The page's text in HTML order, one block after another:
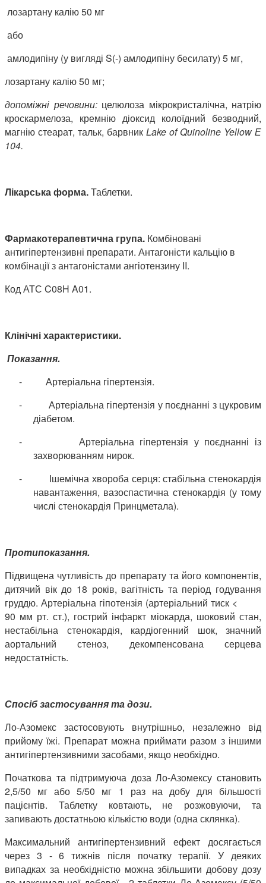
лозартану калію 50 мг
або
амлодипіну (у вигляді S(-) амлодипіну бесилату) 5 мг,
лозартану калію 50 мг;
допоміжні речовини:целюлоза мікрокристалічна, натрію
кроскармелоза, кремнію діоксид колоїдний безводний,
магнію стеарат, тальк, барвник Lake of Quinoline Yellow Е
104.
Лікарська форма.Таблетки.
Фармакотерапевтична група. Комбіновані
антигіпертензивні препарати. Антагоністи кальцію в
комбінації з антагоністами ангіотензину II.
Код АТС C08H A01.
Клінічні характеристики.
Показання.
- Артеріальна гіпертензія.
- Артеріальна гіпертензія у поєднанні з цукровим
діабетом.
- Артеріальна гіпертензія у поєднанні із
захворюванням нирок.
- Ішемічна хвороба серця: стабільна стенокардія
навантаження, вазоспастична стенокардія (у тому
числі стенокардія Принцметала).
Протипоказання.
Підвищена чутливість до препарату та його компонентів,
дитячий вік до 18 років, вагітність та період годування
груддю. Артеріальна гіпотензія (артеріальний тиск <
90 мм рт. ст.), гострий інфаркт міокарда, шоковий стан,
нестабільна стенокардія, кардіогенний шок, значний
аортальний стеноз, декомпенсована серцева
недостатність.
Спосіб застосування та дози.
Ло-Азомекс застосовують внутрішньо, незалежно від
прийому їжі. Препарат можна приймати разом з іншими
антигіпертензивними засобами, якщо необхідно.
Початкова та підтримуюча доза Ло-Азомексу становить
2,5/50 мг або 5/50 мг 1 раз на добу для більшості
пацієнтів. Таблетку ковтають, не розжовуючи, та
запивають достатньою кількістю води (одна склянка).
Максимальний антигіпертензивний ефект досягається
через 3 - 6 тижнів після початку терапії. У деяких
випадках за необхідністю можна збільшити добову дозу